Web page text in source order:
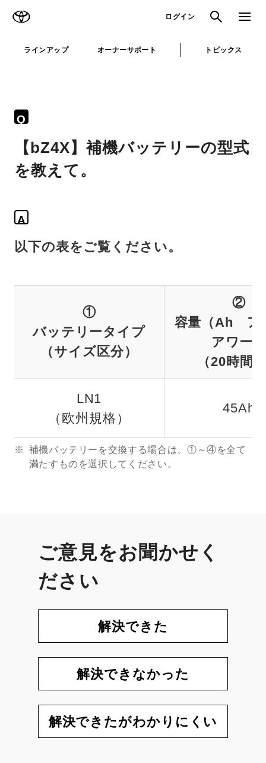
ログイン 検索 メニュ
ラインアップ オーナーサポート トピックス
Q
【bZ4X】補機バッテリーの型式
を教えて。
A
以下の表をご覧ください。
①
バッテリータイプ
（サイズ区分）
②
容量（Ah ア
アワー
（20時間
LN1
（欧州規格）
45Ah
補機バッテリーを交換する場合は、①～④を全て
満たすものを選択してください。
ご意見をお聞かせく
ださい
解決できた
解決できなかった
解決できたがわかりにくい